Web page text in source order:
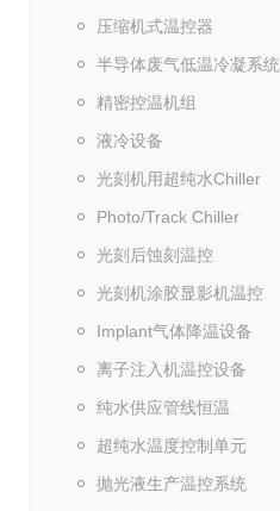
压缩机式温控器
半导体废气低温冷凝系统
精密控温机组
液冷设备
光刻机用超纯水Chiller
Photo/Track Chiller
光刻后蚀刻温控
光刻机涂胶显影机温控
Implant气体降温设备
离子注入机温控设备
纯水供应管线恒温
超纯水温度控制单元
抛光液生产温控系统